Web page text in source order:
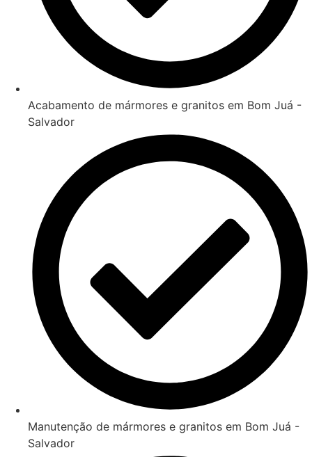
Acabamento de mármores e granitos em Bom Juá -
Salvador
Manutenção de mármores e granitos em Bom Juá -
Salvador